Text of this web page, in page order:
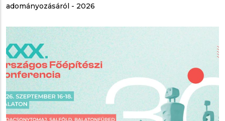
adományozásáról - 2026